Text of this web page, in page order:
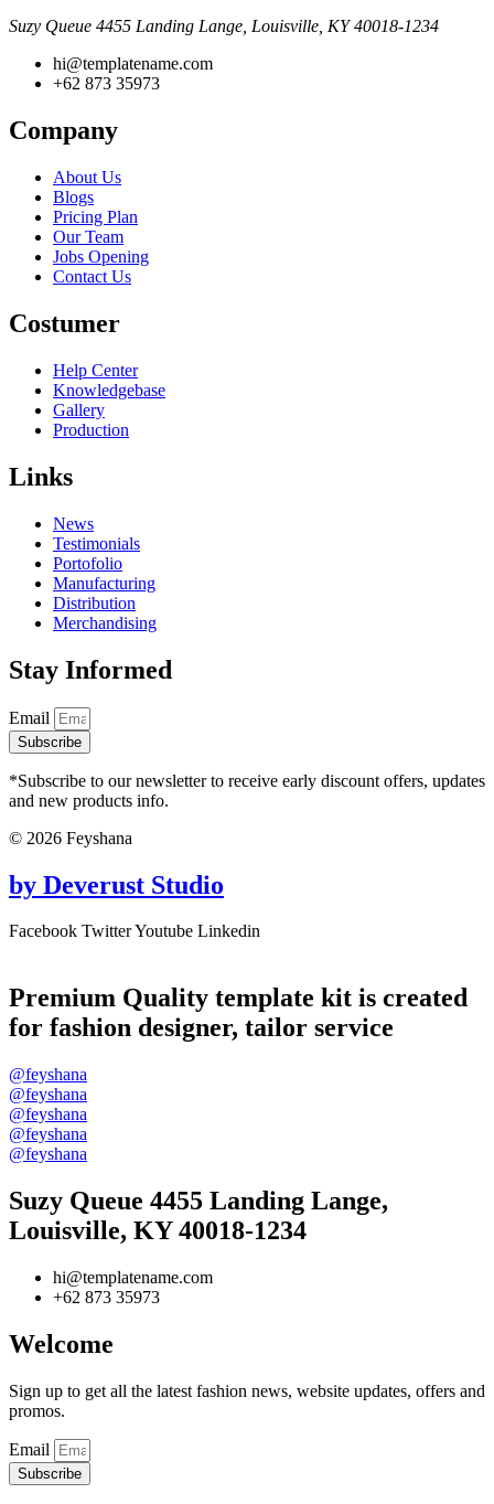
Suzy Queue 4455 Landing Lange, Louisville, KY 40018-1234
hi@templatename.com
+62 873 35973
Company
About Us
Blogs
Pricing Plan
Our Team
Jobs Opening
Contact Us
Costumer
Help Center
Knowledgebase
Gallery
Production
Links
News
Testimonials
Portofolio
Manufacturing
Distribution
Merchandising
Stay Informed
Email
Subscribe
*Subscribe to our newsletter to receive early discount offers, updates
and new products info.
© 2026 Feyshana
by Deverust Studio
Facebook TwitterYoutube Linkedin
Premium Quality template kit is created
for fashion designer, tailor service
@feyshana
@feyshana
@feyshana
@feyshana
@feyshana
Suzy Queue 4455 Landing Lange,
Louisville, KY 40018-1234
hi@templatename.com
+62 873 35973
Welcome
Sign up to get all the latest fashion news, website updates, offers and
promos.
Email
Subscribe